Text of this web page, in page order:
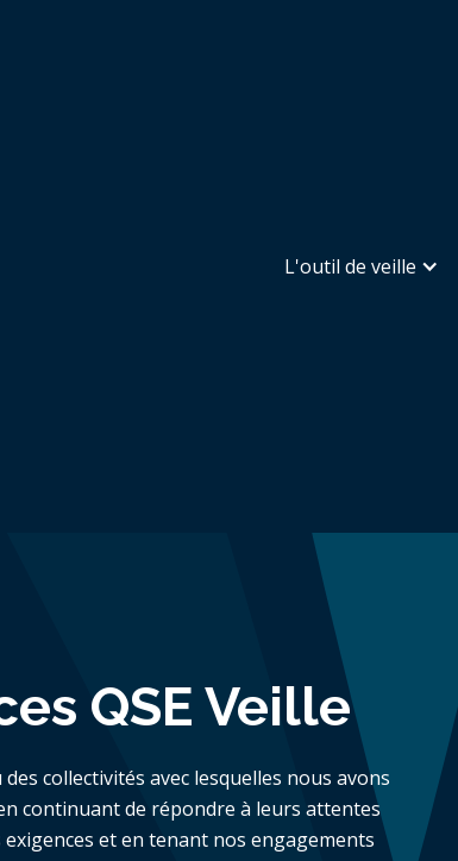
L'outil de veille
QSE Veille
collectivités avec lesquelles nous avons
continuant de répondre à leurs attentes
et en tenant nos engagements